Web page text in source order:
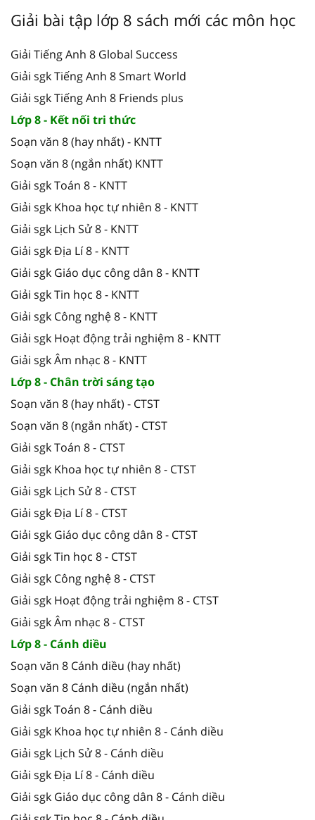
Giải bài tập lớp 8 sách mới các môn học
Giải Tiếng Anh 8 Global Success
Giải sgk Tiếng Anh 8 Smart World
Giải sgk Tiếng Anh 8 Friends plus
Lớp 8 - Kết nối tri thức
Soạn văn 8 (hay nhất) - KNTT
Soạn văn 8 (ngắn nhất) KNTT
Giải sgk Toán 8 - KNTT
Giải sgk Khoa học tự nhiên 8 - KNTT
Giải sgk Lịch Sử 8 - KNTT
Giải sgk Địa Lí 8 - KNTT
Giải sgk Giáo dục công dân 8 - KNTT
Giải sgk Tin học 8 - KNTT
Giải sgk Công nghệ 8 - KNTT
Giải sgk Hoạt động trải nghiệm 8 - KNTT
Giải sgk Âm nhạc 8 - KNTT
Lớp 8 - Chân trời sáng tạo
Soạn văn 8 (hay nhất) - CTST
Soạn văn 8 (ngắn nhất) - CTST
Giải sgk Toán 8 - CTST
Giải sgk Khoa học tự nhiên 8 - CTST
Giải sgk Lịch Sử 8 - CTST
Giải sgk Địa Lí 8 - CTST
Giải sgk Giáo dục công dân 8 - CTST
Giải sgk Tin học 8 - CTST
Giải sgk Công nghệ 8 - CTST
Giải sgk Hoạt động trải nghiệm 8 - CTST
Giải sgk Âm nhạc 8 - CTST
Lớp 8 - Cánh diều
Soạn văn 8 Cánh diều (hay nhất)
Soạn văn 8 Cánh diều (ngắn nhất)
Giải sgk Toán 8 - Cánh diều
Giải sgk Khoa học tự nhiên 8 - Cánh diều
Giải sgk Lịch Sử 8 - Cánh diều
Giải sgk Địa Lí 8 - Cánh diều
Giải sgk Giáo dục công dân 8 - Cánh diều